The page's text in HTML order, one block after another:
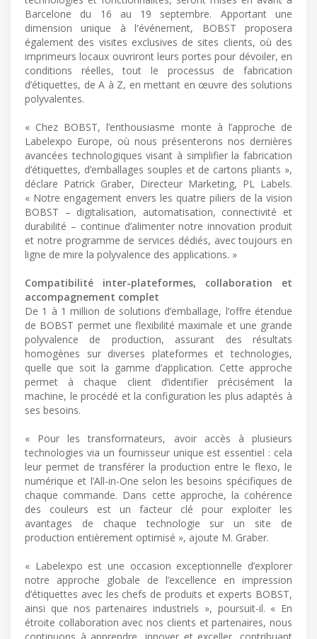
Barcelone du 16 au 19 septembre. Apportant une
dimension unique à l'événement, BOBST proposera
également des visites exclusives de sites clients, où des
imprimeurs locaux ouvriront leurs portes pour dévoiler, en
conditions réelles, tout le processus de fabrication
d’étiquettes, de A à Z, en mettant en œuvre des solutions
polyvalentes.
« Chez BOBST, l’enthousiasme monte à l’approche de
Labelexpo Europe, où nous présenterons nos dernières
avancées technologiques visant à simplifier la fabrication
d’étiquettes, d’emballages souples et de cartons pliants »,
déclare Patrick Graber, Directeur Marketing, PL Labels.
« Notre engagement envers les quatre piliers de la vision
BOBST – digitalisation, automatisation, connectivité et
durabilité – continue d’alimenter notre innovation produit
et notre programme de services dédiés, avec toujours en
ligne de mire la polyvalence des applications. »
Compatibilité inter-plateformes, collaboration et
accompagnement complet
De 1 à 1 million de solutions d’emballage, l’offre étendue
de BOBST permet une flexibilité maximale et une grande
polyvalence de production, assurant des résultats
homogènes sur diverses plateformes et technologies,
quelle que soit la gamme d’application. Cette approche
permet à chaque client d’identifier précisément la
machine, le procédé et la configuration les plus adaptés à
ses besoins.
« Pour les transformateurs, avoir accès à plusieurs
technologies via un fournisseur unique est essentiel : cela
leur permet de transférer la production entre le flexo, le
numérique et l’All-in-One selon les besoins spécifiques de
chaque commande. Dans cette approche, la cohérence
des couleurs est un facteur clé pour exploiter les
avantages de chaque technologie sur un site de
production entièrement optimisé », ajoute M. Graber.
« Labelexpo est une occasion exceptionnelle d’explorer
notre approche globale de l’excellence en impression
d’étiquettes avec les chefs de produits et experts BOBST,
ainsi que nos partenaires industriels », poursuit-il. « En
étroite collaboration avec nos clients et partenaires, nous
continuons à apprendre, innover et exceller, contribuant